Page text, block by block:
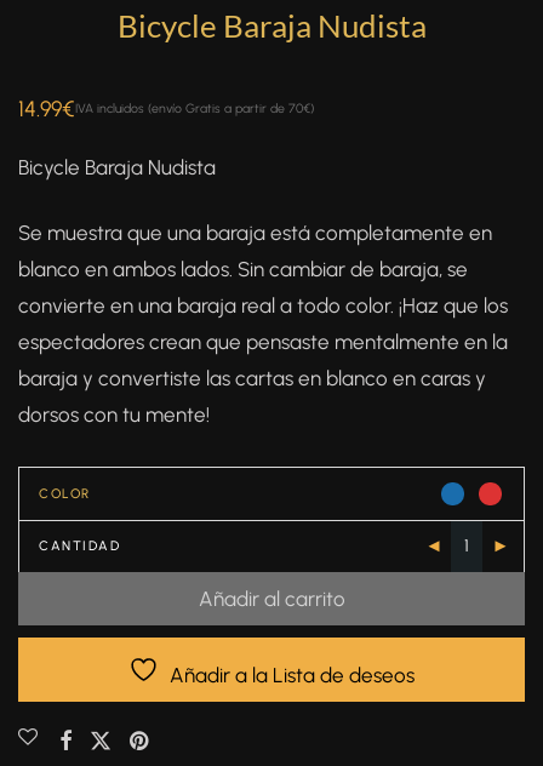
Bicycle Baraja Nudista
14.99€IVA incluidos (envío Gratis a partir de 70€)
Bicycle Baraja Nudista
Se muestra que una baraja está completamente en
blanco en ambos lados. Sin cambiar de baraja, se
convierte en una baraja real a todo color. ¡Haz que los
espectadores crean que pensaste mentalmente en la
baraja y convertiste las cartas en blanco en caras y
dorsos con tu mente!
COLOR
CANTIDAD
Añadir al carrito
Añadir a la Lista de deseos